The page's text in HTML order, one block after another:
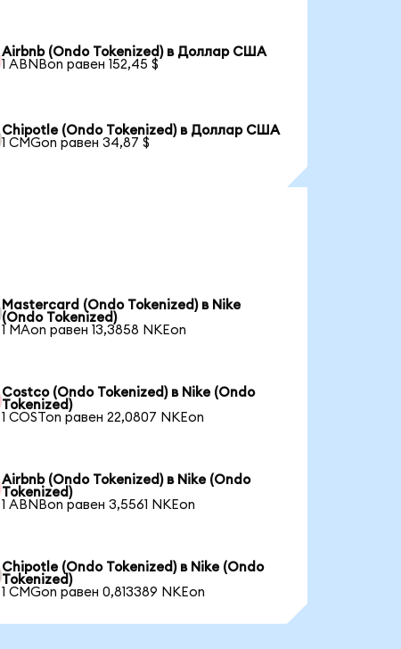
Airbnb (Ondo Tokenized) в Доллар США
1 ABNBon равен 152,45 $
Chipotle (Ondo Tokenized) в Доллар США
1 CMGon равен 34,87 $
Mastercard (Ondo Tokenized) в Nike
(Ondo Tokenized)
1 MAon равен 13,3858 NKEon
Costco (Ondo Tokenized) в Nike (Ondo
Tokenized)
1 COSTon равен 22,0807 NKEon
Airbnb (Ondo Tokenized) в Nike (Ondo
Tokenized)
1 ABNBon равен 3,5561 NKEon
Chipotle (Ondo Tokenized) в Nike (Ondo
Tokenized)
1 CMGon равен 0,813389 NKEon